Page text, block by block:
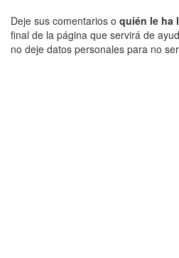
Deje sus comentarios o quién le ha
final de la página que servirá de
no deje datos personales para no